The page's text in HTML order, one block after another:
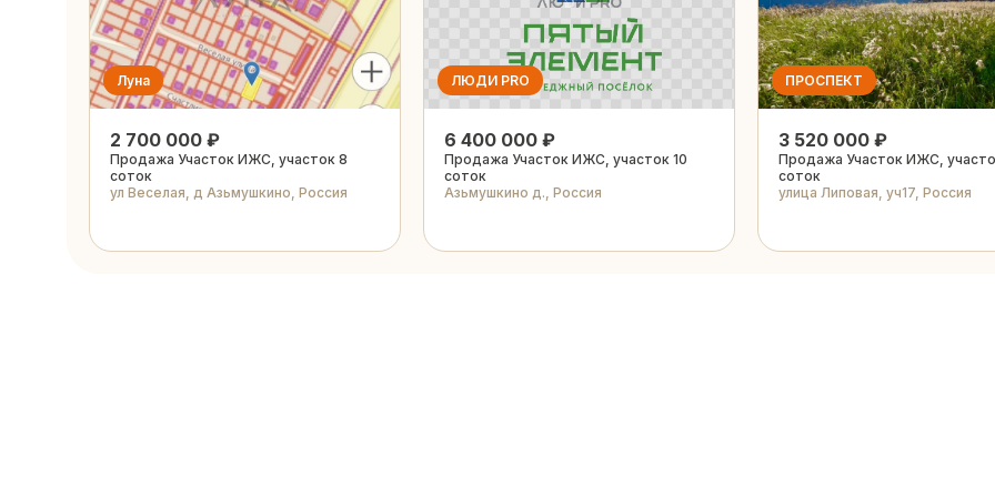
Луна
2 700 000 ₽
Продажа Участок ИЖС, участок 8
соток
ул Веселая, д Азьмушкино, Россия
ЛЮДИ PRO
6 400 000 ₽
Продажа Участок ИЖС, участок 10
соток
Азьмушкино д., Россия
ПРОСПЕКТ
3 520 000 ₽
Продажа Участок ИЖС,
соток
улица Липовая, уч17, Россия